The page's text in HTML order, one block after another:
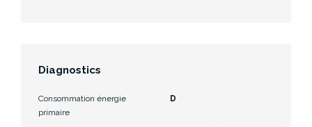
Diagnostics
Consommation énergie
primaire
D